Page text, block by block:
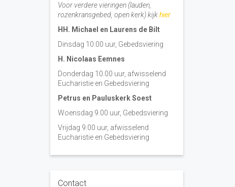
Voor verdere vieringen (lauden,
rozenkransgebed, open kerk) kijkhier
HH. Michael en Laurens de Bilt
Dinsdag 10:00 uur, Gebedsviering
H. Nicolaas Eemnes
Donderdag 10.00 uur, afwisselend
Eucharistie en Gebedsviering
Petrus en Pauluskerk Soest
Woensdag 9.00 uur, Gebedsviering
Vrijdag 9.00 uur, afwisselend
Eucharistie en Gebedsviering
Contact